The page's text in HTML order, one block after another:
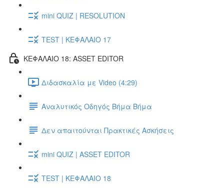
mini QUIZ | RESOLUTION
TEST | ΚΕΦΑΛΑΙΟ 17
ΚΕΦΑΛΑΙΟ 18: ASSET EDITOR
Διδασκαλία με Video (4:29)
Αναλυτικός Οδηγός Βήμα Βήμα
Δεν απαιτούνται Πρακτικές Ασκήσεις
mini QUIZ | ASSET EDITOR
TEST | ΚΕΦΑΛΑΙΟ 18